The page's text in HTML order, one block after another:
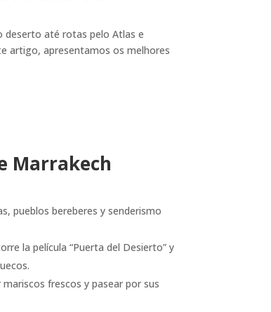
deserto até rotas pelo Atlas e
artigo, apresentamos os melhores
Marrakech
pueblos bereberes y senderismo
la película “Puerta del Desierto” y
frescos y pasear por sus